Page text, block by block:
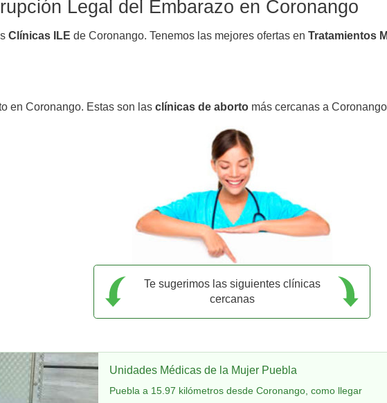
Legal del Embarazo en Coronango
Clínicas ILE de Coronango. Tenemos las mejores ofertas en Tratamientos
en Coronango. Estas son las clínicas de aborto más cercanas a
Te sugerimos las siguientes clínicas
cercanas
Unidades Médicas de la Mujer Puebla
Puebla a 15.97 kilómetros desde Coronango, como llegar